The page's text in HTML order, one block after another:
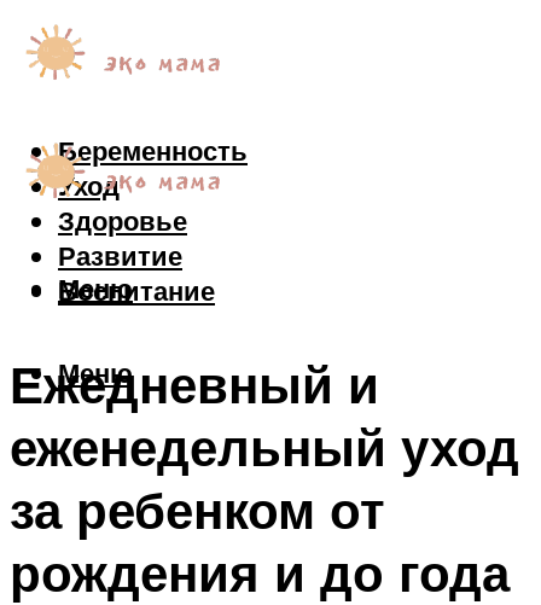
Беременность
Уход
Здоровье
Развитие
Воспитание
Меню
Меню
Ежедневный и
еженедельный уход
за ребенком от
рождения и до года